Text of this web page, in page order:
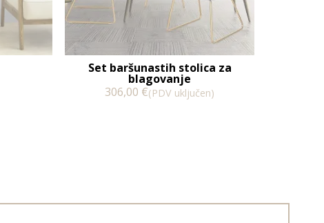
Set baršunastih stolica za
blagovanje
306,00 €(PDV uključen)